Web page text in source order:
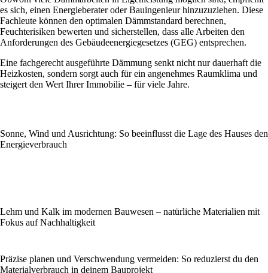
es sich, einen Energieberater oder Bauingenieur hinzuzuziehen. Diese
Fachleute können den optimalen Dämmstandard berechnen,
Feuchterisiken bewerten und sicherstellen, dass alle Arbeiten den
Anforderungen des Gebäudeenergiegesetzes (GEG) entsprechen.
Eine fachgerecht ausgeführte Dämmung senkt nicht nur dauerhaft die
Heizkosten, sondern sorgt auch für ein angenehmes Raumklima und
steigert den Wert Ihrer Immobilie – für viele Jahre.
Sonne, Wind und Ausrichtung: So beeinflusst die Lage des Hauses den
Energieverbrauch
Lehm und Kalk im modernen Bauwesen – natürliche Materialien mit
Fokus auf Nachhaltigkeit
Präzise planen und Verschwendung vermeiden: So reduzierst du den
Materialverbrauch in deinem Bauprojekt